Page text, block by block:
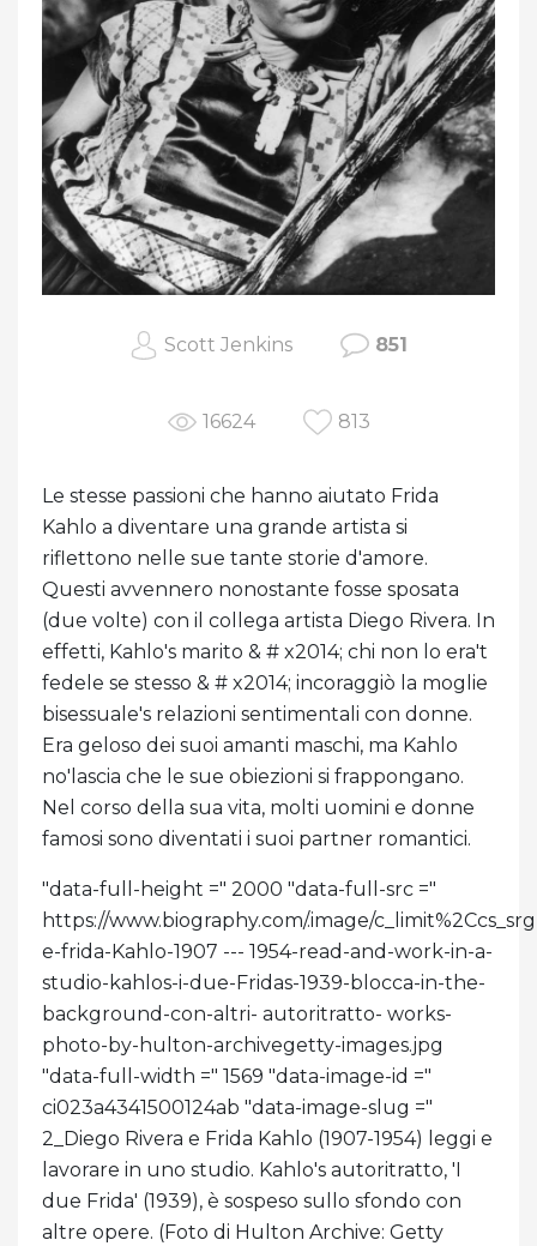
Scott Jenkins 851
16624 813
Le stesse passioni che hanno aiutato Frida
Kahlo a diventare una grande artista si
riflettono nelle sue tante storie d'amore.
Questi avvennero nonostante fosse sposata
(due volte) con il collega artista Diego Rivera. In
effetti, Kahlo's marito & # x2014; chi non lo era't
fedele se stesso & # x2014; incoraggiò la moglie
bisessuale's relazioni sentimentali con donne.
Era geloso dei suoi amanti maschi, ma Kahlo
no'lascia che le sue obiezioni si frappongano.
Nel corso della sua vita, molti uomini e donne
famosi sono diventati i suoi partner romantici.
"data-full-height =" 2000 "data-full-src ="
https://www.biography.com/.image/
e-frida-Kahlo-1907 --- 1954-read-and-work-in-a-
studio-kahlos-i-due-Fridas-1939-blocca-in-the-
background-con-altri- autoritratto- works-
photo-by-hulton-archivegetty-images.jpg
"data-full-width =" 1569 "data-image-id ="
ci023a4341500124ab "data-image-slug ="
2_Diego Rivera e Frida Kahlo (1907-1954) leggi e
lavorare in uno studio. Kahlo's autoritratto, 'I
due Frida' (1939), è sospeso sullo sfondo con
altre opere. (Foto di Hulton Archive: Getty